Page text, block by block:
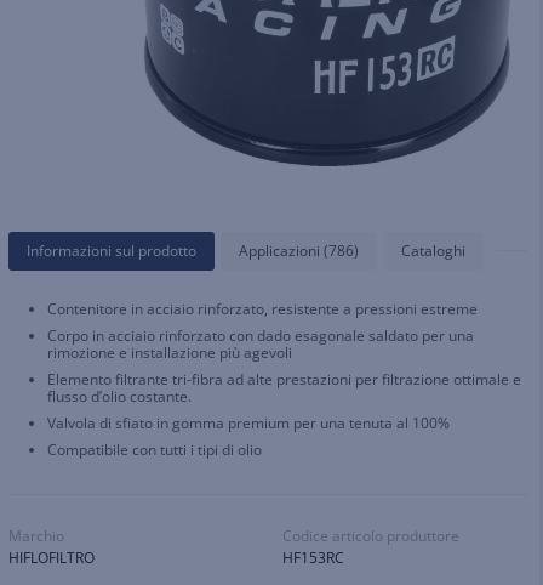
Informazioni sul prodotto Applicazioni (786) Cataloghi
Contenitore in acciaio rinforzato, resistente a pressioni estreme
Corpo in acciaio rinforzato con dado esagonale saldato per una
rimozione e installazione più agevoli
Elemento filtrante tri-fibra ad alte prestazioni per filtrazione ottimale e
flusso d’olio costante.
Valvola di sfiato in gomma premium per una tenuta al 100%
Compatibile con tutti i tipi di olio
Marchio
HIFLOFILTRO
Codice articolo produttore
HF153RC